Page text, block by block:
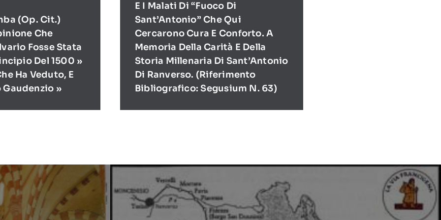
(op. Cit.)
Che
Fosse Stata
Del 1500 »
Ha Veduto, E
»
E I Malati Di “Fuoco Di
Sant’Antonio” Che Qui
Cercarono Cura E Conforto. A
Memoria Della Carità E Della
Storia Millenaria Di Sant’Antonio
Di Ranverso. (Riferimento
Bibliografico: Segusium N. 63)